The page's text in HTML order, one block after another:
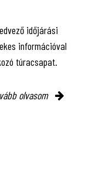
időjárási
információval
túracsapat.
olvasom